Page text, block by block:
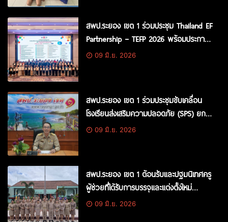
สพป.ระยอง เขต 1 ร่วมประชุม Thailand EF
Partnership – TEFP 2026 พร้อมประกาศ
เจตนารมณ์และแลกเปลี่ยนแนวทางขับ
09 มิ.ย. 2026
สพป.ระยอง เขต 1 ร่วมประชุมขับเคลื่อน
โรงเรียนส่งเสริมความปลอดภัย (SPS) ยก
ระดับความปลอดภัยในสถานศึกษา
09 มิ.ย. 2026
สพป.ระยอง เขต 1 ต้อนรับและปฐมนิเทศครู
ผู้ช่วยที่ได้รับการบรรจุและแต่งตั้งใหม่
พร้อมปฐมนิเทศก่อนเข้าปฏิบัติหน้าที่
09 มิ.ย. 2026